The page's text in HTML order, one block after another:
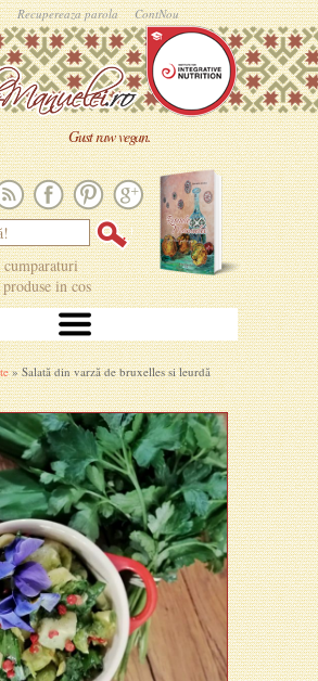
Recupereaza parola ContNou
Gust raw vegan.
cumparaturi
in cos
» Salată din varză de bruxelles si leurdă